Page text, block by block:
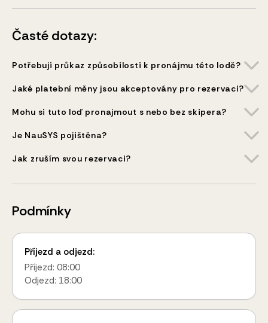
Časté dotazy:
Potřebuji průkaz způsobilosti k pronájmu této lodě?
Jaké platební měny jsou akceptovány pro rezervaci?
Mohu si tuto loď pronajmout s nebo bez skipera?
Je NauSYS pojištěna?
Jak zruším svou rezervaci?
Podmínky
Příjezd a odjezd:
Příjezd: 08:00
Odjezd: 18:00